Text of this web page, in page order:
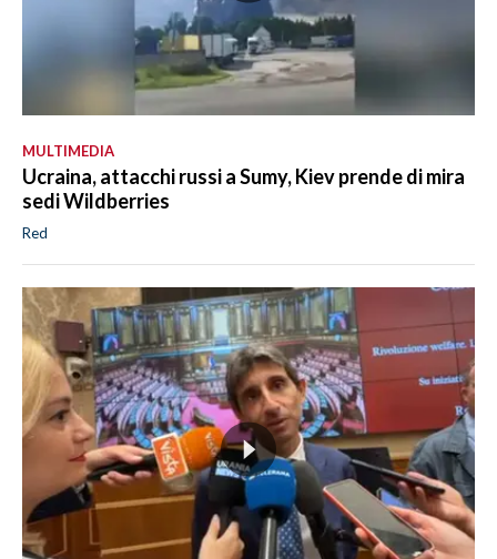
MULTIMEDIA
Ucraina, attacchi russi a Sumy, Kiev prende di mira
sedi Wildberries
Red